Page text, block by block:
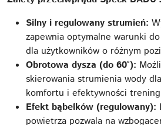
Silny i regulowany strumień:
zapewnia optymalne warunki
dla użytkowników o różnym
Obrotowa dysza (do 60°):
skierowania strumienia wody
komfortu i efektywności
Efekt bąbelków (regulowany):
powietrza pozwala na